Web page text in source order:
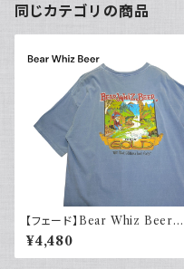
同じカテゴリの商品
【フェード】Bear Whiz Beer
プリントTシャツ 両面プリント バ
ックプリント 古着 XL COMFO
RT COLORS コンフォートカラ
¥4,480